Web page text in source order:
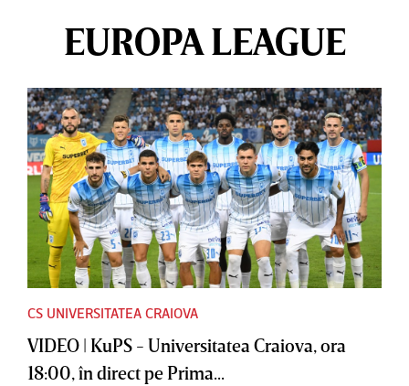
EUROPA LEAGUE
CS UNIVERSITATEA CRAIOVA
VIDEO | KuPS - Universitatea Craiova, ora
18:00, în direct pe Prima...